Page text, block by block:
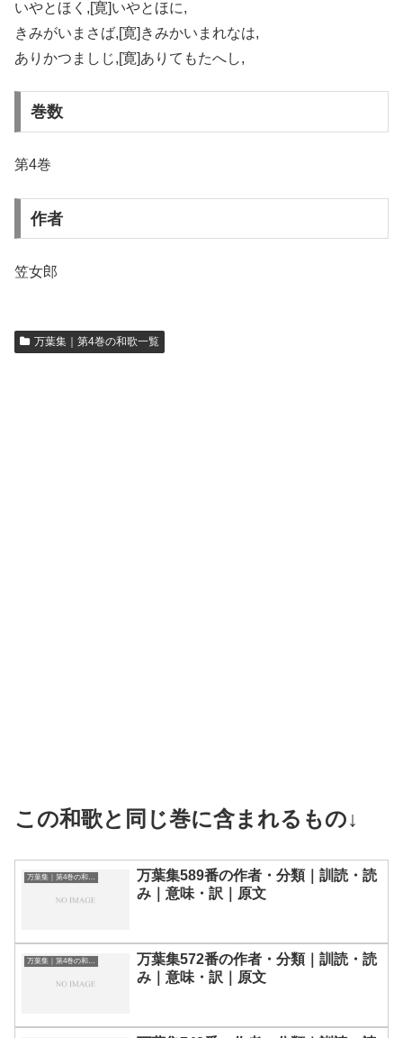
いやとほく,[寛]いやとほに,
きみがいまさば,[寛]きみかいまれなは,
ありかつましじ,[寛]ありてもたへし,
巻数
第4巻
作者
笠女郎
万葉集｜第4巻の和歌一覧
この和歌と同じ巻に含まれるもの↓
万葉集589番の作者・分類｜訓読・読
み｜意味・訳｜原文
万葉集｜第4巻の和歌一覧
万葉集572番の作者・分類｜訓読・読
み｜意味・訳｜原文